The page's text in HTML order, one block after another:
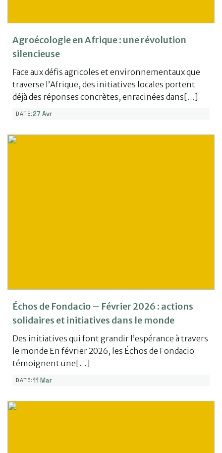
Agroécologie en Afrique : une révolution
silencieuse
Face aux défis agricoles et environnementaux que
traverse l’Afrique, des initiatives locales portent
déjà des réponses concrètes, enracinées dans[…]
DATE:27 Avr
Échos de Fondacio – Février 2026 : actions
solidaires et initiatives dans le monde
Des initiatives qui font grandir l’espérance à travers
le monde En février 2026, les Échos de Fondacio
témoignent une[…]
DATE:11 Mar